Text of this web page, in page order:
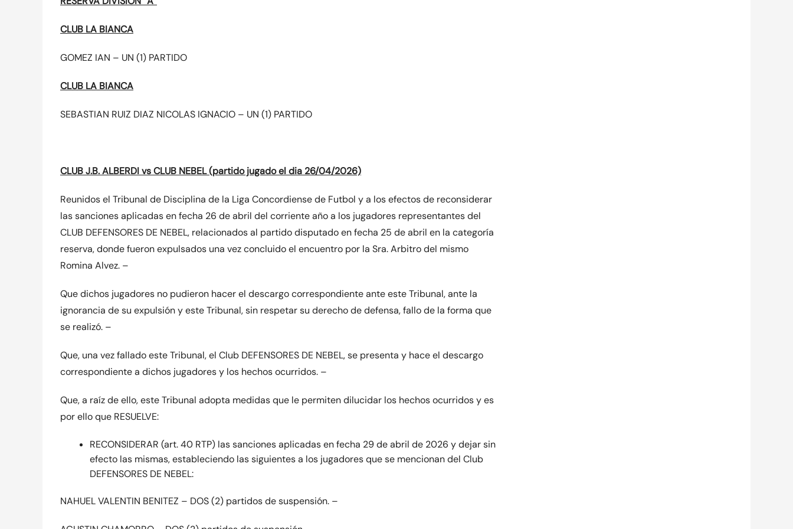
CLUB LA BIANCA
GOMEZ IAN – UN (1) PARTIDO
CLUB LA BIANCA
SEBASTIAN RUIZ DIAZ NICOLAS IGNACIO – UN (1) PARTIDO
CLUB J.B. ALBERDI vs CLUB NEBEL (partido jugado el dia 26/04/2026)
Reunidos el Tribunal de Disciplina de la Liga Concordiense de Futbol y a los efectos de reconsiderar
las sanciones aplicadas en fecha 26 de abril del corriente año a los jugadores representantes del
CLUB DEFENSORES DE NEBEL, relacionados al partido disputado en fecha 25 de abril en la categoría
reserva, donde fueron expulsados una vez concluido el encuentro por la Sra. Arbitro del mismo
Romina Alvez. –
Que dichos jugadores no pudieron hacer el descargo correspondiente ante este Tribunal, ante la
ignorancia de su expulsión y este Tribunal, sin respetar su derecho de defensa, fallo de la forma que
se realizó. –
Que, una vez fallado este Tribunal, el Club DEFENSORES DE NEBEL, se presenta y hace el descargo
correspondiente a dichos jugadores y los hechos ocurridos. –
Que, a raíz de ello, este Tribunal adopta medidas que le permiten dilucidar los hechos ocurridos y es
por ello que RESUELVE:
RECONSIDERAR (art. 40 RTP) las sanciones aplicadas en fecha 29 de abril de 2026 y dejar sin
efecto las mismas, estableciendo las siguientes a los jugadores que se mencionan del Club
DEFENSORES DE NEBEL:
NAHUEL VALENTIN BENITEZ – DOS (2) partidos de suspensión. –